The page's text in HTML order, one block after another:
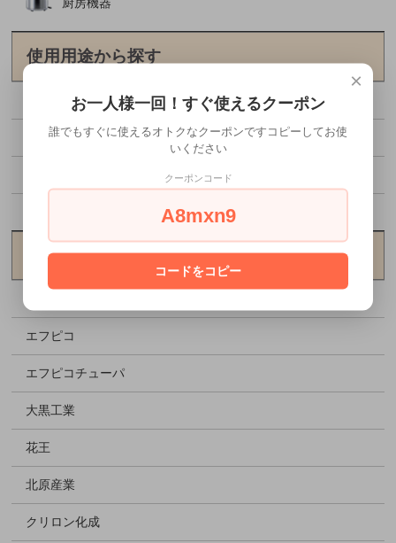
使用用途から探す
野外イベント
食中毒対策
メーカーから探す
エフピコ
エフピコチューパ
大黒工業
花王
北原産業
クリロン化成
×
お一人様一回！すぐ使えるクーポン
誰でもすぐに使えるオトクなクーポンですコピーしてお使
いください
クーポンコード
A8mxn9
コードをコピー